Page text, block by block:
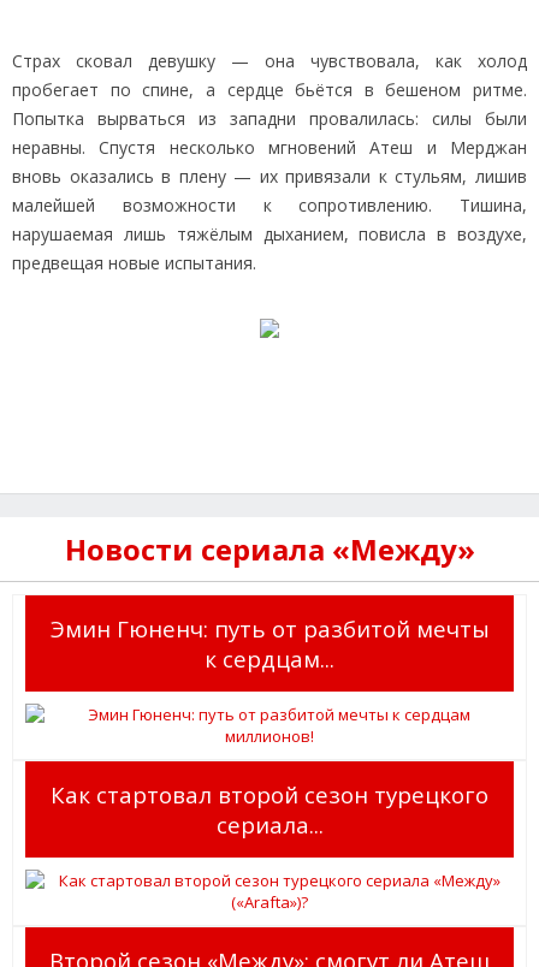
Страх сковал девушку — она чувствовала, как холод
пробегает по спине, а сердце бьётся в бешеном ритме.
Попытка вырваться из западни провалилась: силы были
неравны. Спустя несколько мгновений Атеш и Мерджан
вновь оказались в плену — их привязали к стульям, лишив
малейшей возможности к сопротивлению. Тишина,
нарушаемая лишь тяжёлым дыханием, повисла в воздухе,
предвещая новые испытания.
Новости сериала «Между»
Эмин Гюненч: путь от разбитой мечты
к сердцам...
Как стартовал второй сезон турецкого
сериала...
Второй сезон «Между»: смогут ли Атеш